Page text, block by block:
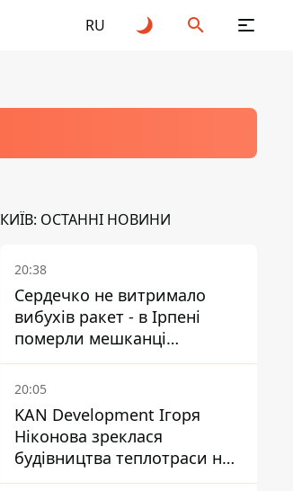
RU
КИЇВ: ОСТАННІ НОВИНИ
20:38
Сердечко не витримало
вибухів ракет - в Ірпені
померли мешканці
притулку для собак з
інвалідністю
20:05
KAN Development Ігоря
Ніконова зреклася
будівництва теплотраси на
Теремках